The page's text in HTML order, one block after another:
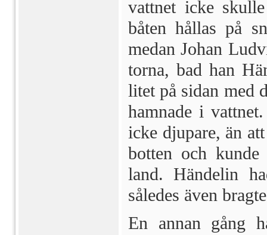
vattnet icke
båten hållas på
medan Jo­han
torna, bad han
litet på sidan med
hamnade i
icke djupare, än
botten och
land. Hände­lin
således även
En annan gång